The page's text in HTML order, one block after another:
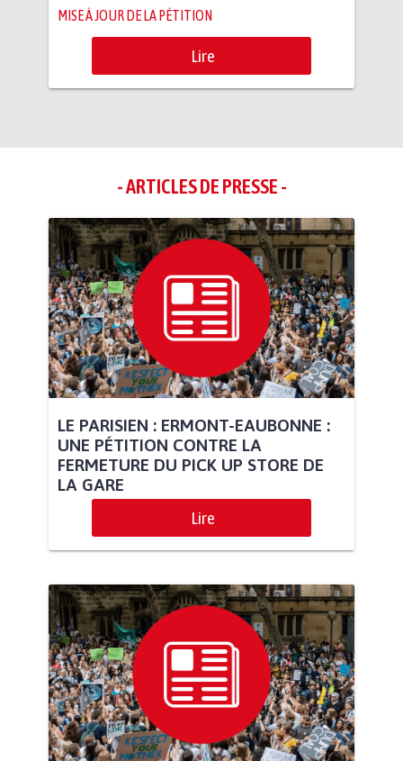
MISE À JOUR DE LA PÉTITION
Lire
- ARTICLES DE PRESSE -
LE PARISIEN : ERMONT-EAUBONNE :
UNE PÉTITION CONTRE LA
FERMETURE DU PICK UP STORE DE
LA GARE
Lire